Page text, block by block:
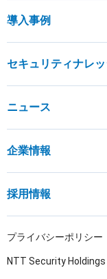
OTセキュリティ
IoTプロダクトセキュ
導入事例
セキュリティナレ
ニュース
企業情報
採用情報
プライバシーポリシー
NTT Security Holdings